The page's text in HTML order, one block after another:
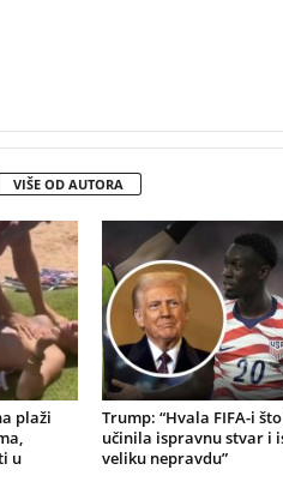
VIŠE OD AUTORA
plaži
u
Trump: “Hvala FIFA-i
učinila ispravnu stvar i
veliku nepravdu”